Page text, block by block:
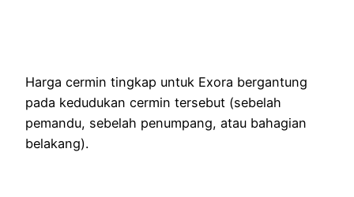
Harga cermin tingkap untuk Exora bergantung
pada kedudukan cermin tersebut (sebelah
pemandu, sebelah penumpang, atau bahagian
belakang).